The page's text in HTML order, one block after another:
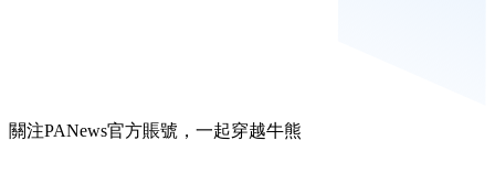
關注PANews官方賬號，一起穿越牛熊